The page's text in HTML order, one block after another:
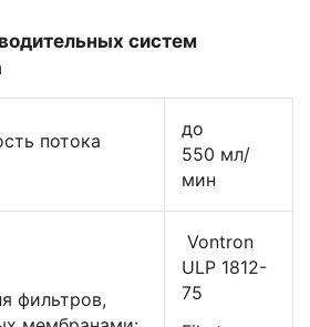
систем
потока
до
550 мл/
мин
фильтров,
Vontron
ULP 1812-
75